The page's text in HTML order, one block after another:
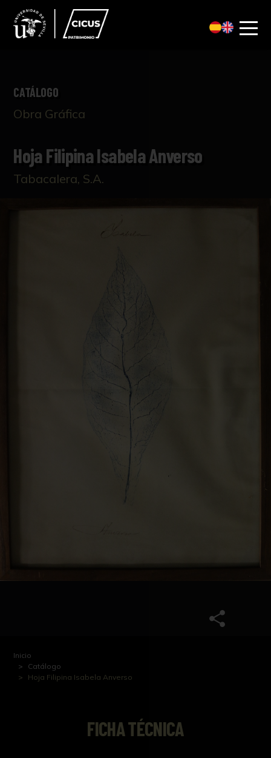
CATÁLOGO
Obra Gráfica
Hoja Filipina Isabela Anverso
Tabacalera, S.A.
Inicio
Catálogo
Hoja Filipina Isabela Anverso
FICHA TÉCNICA